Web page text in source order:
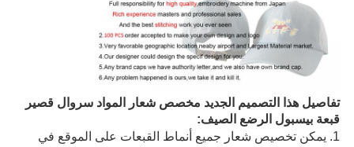
تفاصيل هذا التصميم الجديد مخصص شعار المواد سروال قصير
قبعة بيسبول الرضع الصيف:
1. يمكن تخصيص شعار جميع أنماط القبعات على الموقع في